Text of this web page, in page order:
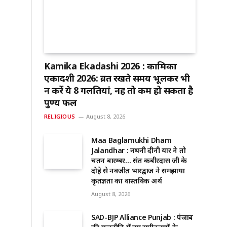
Kamika Ekadashi 2026 : कामिका
एकादशी 2026: व्रत रखते समय भूलकर भी
न करें ये 8 गलतियां, नहीं तो कम हो सकता है
पुण्य फल
RELIGIOUS August 8, 2026
Maa Baglamukhi Dham
Jalandhar : नथनी दीनी यार ने तो
चिंतन बारम्बर… संत कबीरदास जी के
दोहे से नवजीत भारद्वाज ने समझाया
कृतज्ञता का वास्तविक अर्थ
August 8, 2026
SAD-BJP Alliance Punjab : पंजाब